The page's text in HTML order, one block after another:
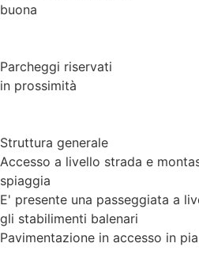
buona
Parcheggi riservati
in prossimità
Struttura generale
Accesso a livello strada e
spiaggia
E' presente una passeggiata a
gli stabilimenti balenari
Pavimentazione in accesso in